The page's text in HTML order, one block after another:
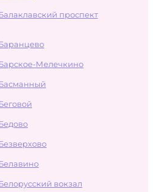
проспект
Мелечкино
вокзал